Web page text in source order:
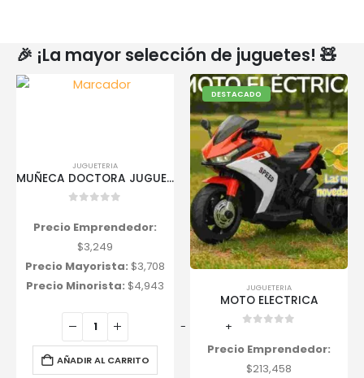
🎉 ¡La mayor selección de juguetes! 🧸
JUGUETERIA
MUÑECA DOCTORA JUGUETES
Precio Emprendedor:
$3,249
Precio Mayorista: $3,708
Precio Minorista: $4,943
AÑADIR AL CARRITO
DESTACADO
JUGUETERIA
MOTO ELECTRICA
Precio Emprendedor:
$213,458
- +